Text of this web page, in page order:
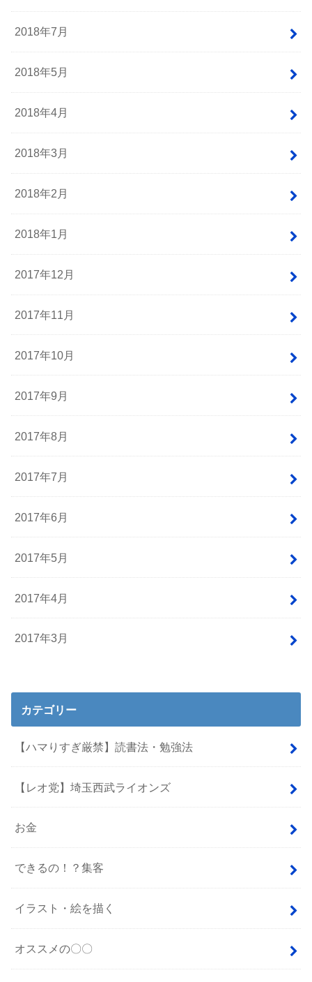
2018年7月
2018年5月
2018年4月
2018年3月
2018年2月
2018年1月
2017年12月
2017年11月
2017年10月
2017年9月
2017年8月
2017年7月
2017年6月
2017年5月
2017年4月
2017年3月
カテゴリー
【ハマりすぎ厳禁】読書法・勉強法
【レオ党】埼玉西武ライオンズ
お金
できるの！？集客
イラスト・絵を描く
オススメの〇〇